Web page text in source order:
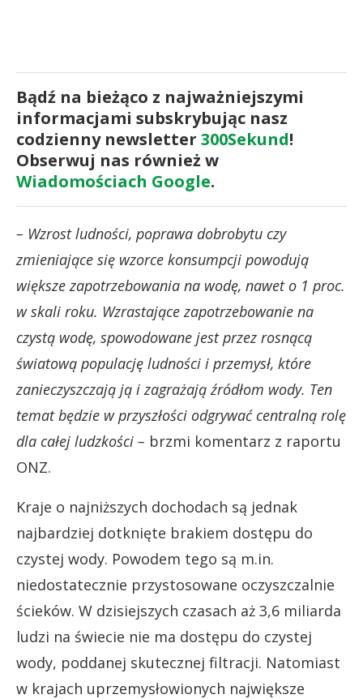
Bądź na bieżąco z najważniejszymi
informacjami subskrybując nasz
codzienny newsletter 300Sekund!
Obserwuj nas również w
Wiadomościach Google.
– Wzrost ludności, poprawa dobrobytu czy
zmieniające się wzorce konsumpcji powodują
większe zapotrzebowania na wodę, nawet o 1 proc.
w skali roku. Wzrastające zapotrzebowanie na
czystą wodę, spowodowane jest przez rosnącą
światową populację ludności i przemysł, które
zanieczyszczają ją i zagrażają źródłom wody. Ten
temat będzie w przyszłości odgrywać centralną rolę
dla całej ludzkości – brzmi komentarz z raportu
ONZ.
Kraje o najniższych dochodach są jednak
najbardziej dotknięte brakiem dostępu do
czystej wody. Powodem tego są m.in.
niedostatecznie przystosowane oczyszczalnie
ścieków. W dzisiejszych czasach aż 3,6 miliarda
ludzi na świecie nie ma dostępu do czystej
wody, poddanej skutecznej filtracji. Natomiast
w krajach uprzemysłowionych największe